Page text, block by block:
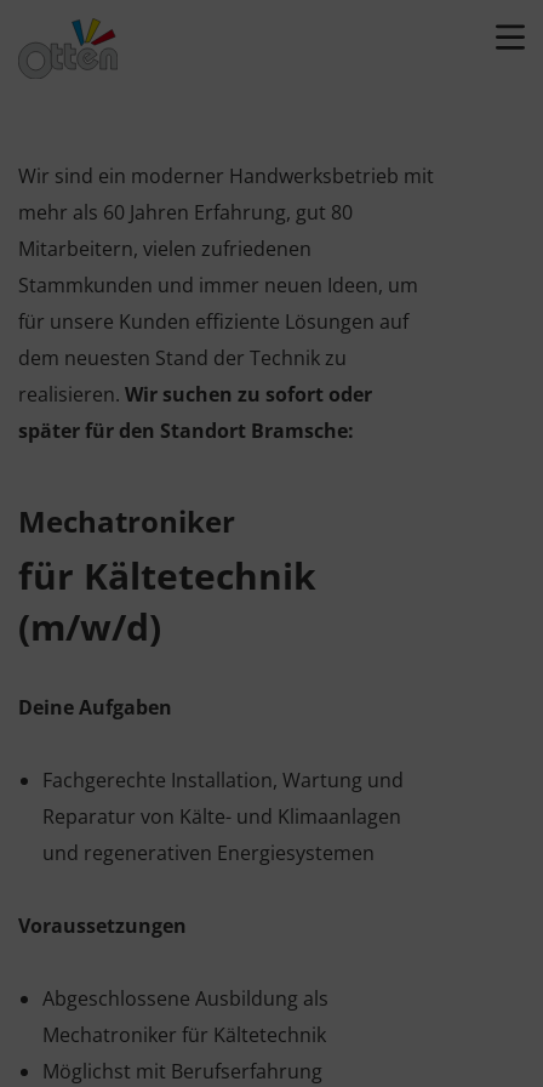
Wir sind ein moderner Handwerksbetrieb mit
mehr als 60 Jahren Erfahrung, gut 80
Mitarbeitern, vielen zufriedenen
Stammkunden und immer neuen Ideen, um
für unsere Kunden effiziente Lösungen auf
dem neuesten Stand der Technik zu
realisieren. Wir suchen zu sofort oder
später für den Standort Bramsche:
Mechatroniker
für Kältetechnik
(m/w/d)
Deine Aufgaben
Fachgerechte Installation, Wartung und
Reparatur von Kälte- und Klimaanlagen
und regenerativen Energiesystemen
Voraussetzungen
Abgeschlossene Ausbildung als
Mechatroniker für Kältetechnik
Möglichst mit Berufserfahrung